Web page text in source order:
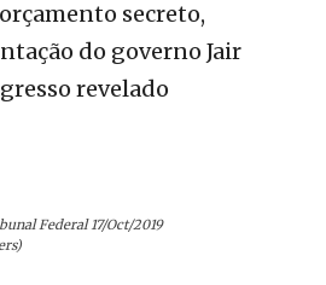
secreto,
do governo Jair
revelado
Federal 17/Oct/2019